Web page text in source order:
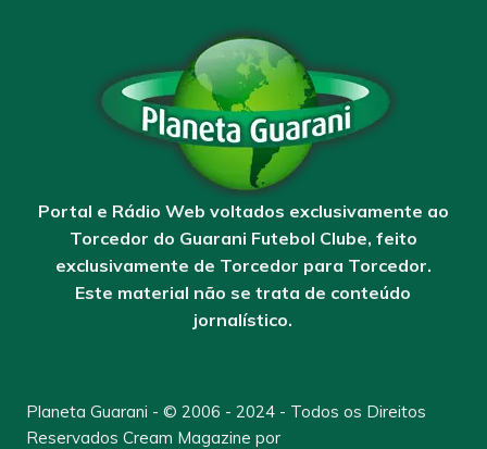
Portal e Rádio Web voltados exclusivamente ao
Torcedor do Guarani Futebol Clube, feito
exclusivamente de Torcedor para Torcedor.
Este material não se trata de conteúdo
jornalístico.
Planeta Guarani - © 2006 - 2024 - Todos os Direitos
Reservados Cream Magazine por